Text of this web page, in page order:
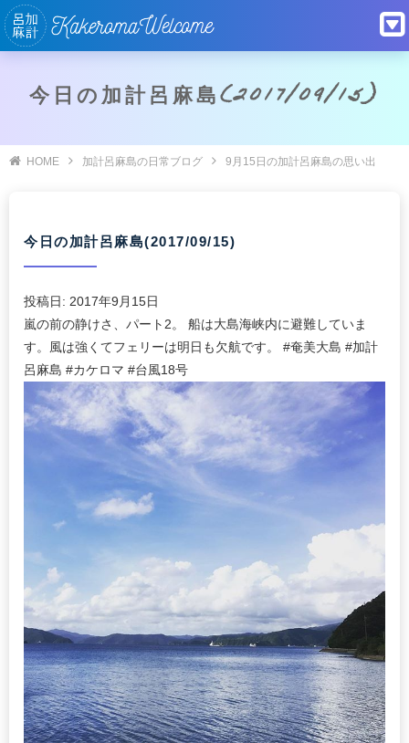
今日の加計呂麻島(2017/09/15)
HOME 加計呂麻島の日常ブログ 9月15日の加計呂麻島の思い出
今日の加計呂麻島(2017/09/15)
投稿日: 2017年9月15日
嵐の前の静けさ、パート2。 船は大島海峡内に避難していま
す。風は強くてフェリーは明日も欠航です。 #奄美大島 #加計
呂麻島 #カケロマ #台風18号